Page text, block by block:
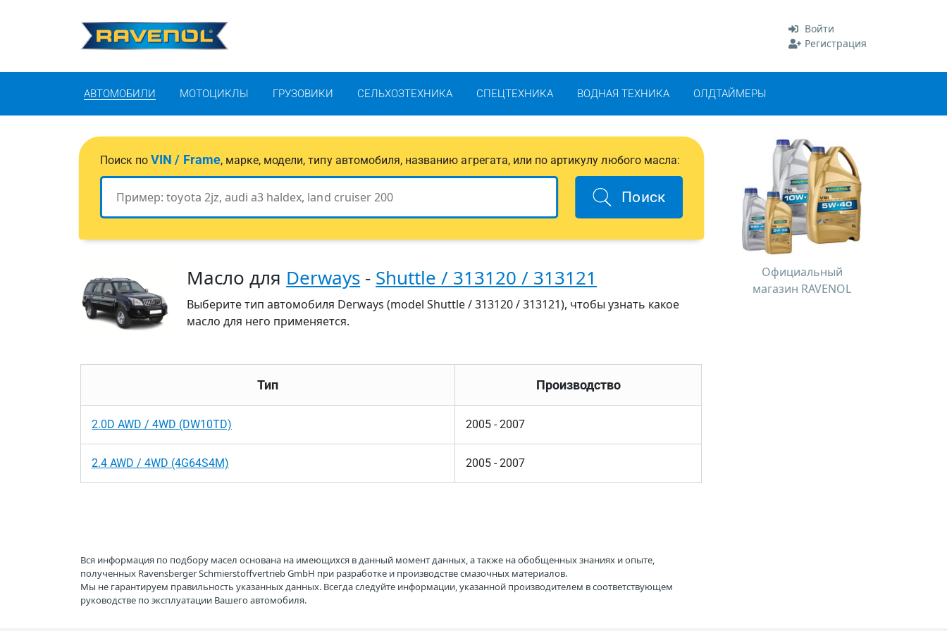
Войти
Регистрация
АВТОМОБИЛИ МОТОЦИКЛЫ ГРУЗОВИКИ СЕЛЬХОЗТЕХНИКА СПЕЦТЕХНИКА ВОДНАЯ ТЕХНИКА ОЛДТАЙМЕРЫ
Поиск поVIN / Frame, марке, модели, типу автомобиля, названию агрегата, или по артикулу любого масла:
Поиск
Масло для Derways - Shuttle / 313120 / 313121
Выберите тип автомобиля Derways (model Shuttle / 313120 / 313121), чтобы узнать какое
масло для него применяется.
Тип Производство
2.0D AWD / 4WD (DW10TD) 2005 - 2007
2.4 AWD / 4WD (4G64S4M) 2005 - 2007
Официальный
магазин RAVENOL
Вся информация по подбору масел основана на имеющихся в данный момент данных, а также на обобщенных знаниях и опыте,
полученных Ravensberger Schmierstoffvertrieb GmbH при разработке и производстве смазочных материалов.
Мы не гарантируем правильность указанных данных. Всегда следуйте информации, указанной производителем в соответствующем
руководстве по эксплуатации Вашего автомобиля.